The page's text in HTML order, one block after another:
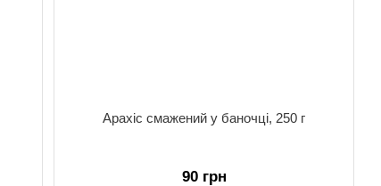
Арахіс смажений у баночці, 250 г
90 грн